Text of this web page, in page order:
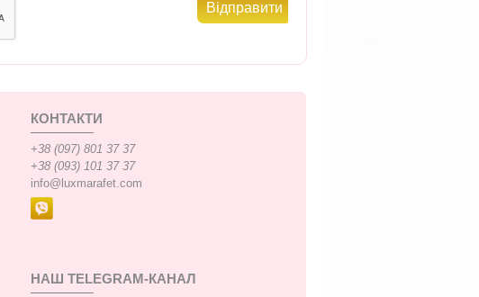
КОНТАКТИ
+38 (097) 801 37 37
+38 (093) 101 37 37
info@luxmarafet.com
НАШ TELEGRAM-КАНАЛ